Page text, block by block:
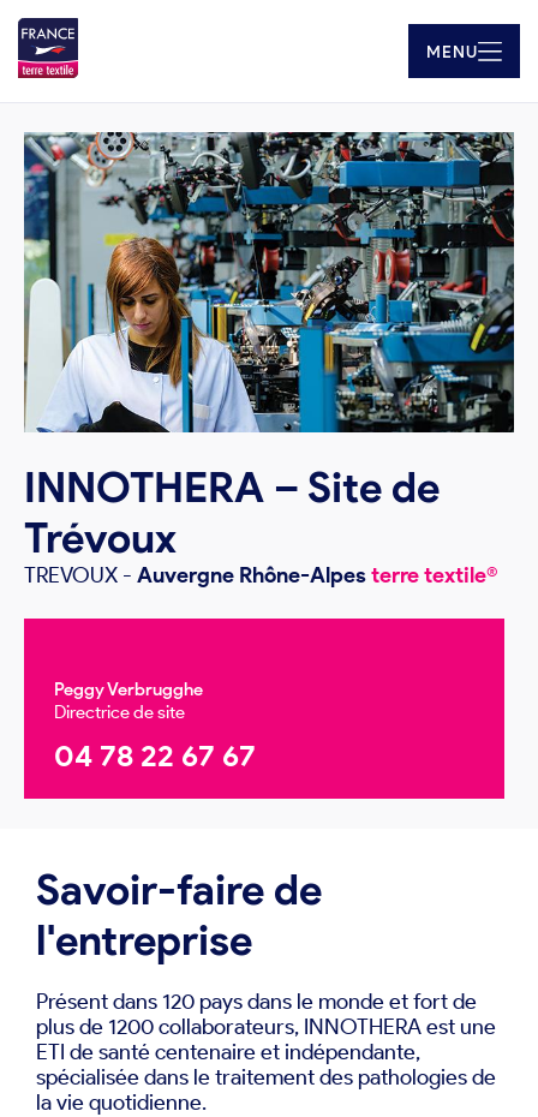
MENU
INNOTHERA – Site de
Trévoux
TREVOUX - Auvergne Rhône-Alpesterre textile®
Peggy Verbrugghe
Directrice de site
04 78 22 67 67
Savoir-faire de
l'entreprise
Présent dans 120 pays dans le monde et fort de
plus de 1200 collaborateurs, INNOTHERA est une
ETI de santé centenaire et indépendante,
spécialisée dans le traitement des pathologies de
la vie quotidienne.